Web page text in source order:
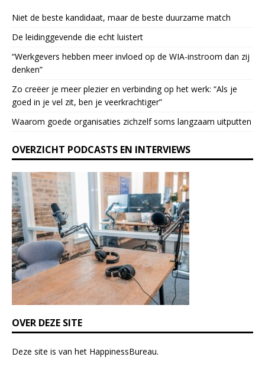
l
e
a
s
e
l
a
v
t
h
i
s
f
i
e
l
d
b
l
n
k
.
Niet de beste kandidaat, maar de beste duurzame match
De leidinggevende die echt luistert
“Werkgevers hebben meer invloed op de WIA-instroom dan zij
denken”
Zo creëer je meer plezier en verbinding op het werk: “Als je
goed in je vel zit, ben je veerkrach­tiger”
Waarom goede organisaties zichzelf soms langzaam uitputten
OVERZICHT PODCASTS EN INTERVIEWS
OVER DEZE SITE
Deze site is van het HappinessBureau.